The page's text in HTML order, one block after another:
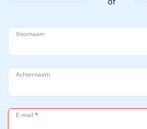
Voornaam
Achternaam
E-mail *